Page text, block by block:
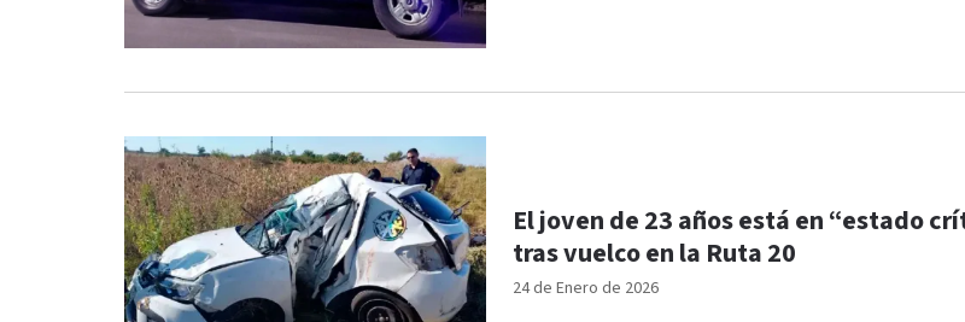
24 de Enero de 2026
El joven de 23 años está en “estado
tras vuelco en la Ruta 20